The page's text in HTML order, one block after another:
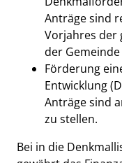
Anträge sind
Vorjahres der
der
Förderung
Entwicklung
Anträge sind
zu stellen.
Bei in die